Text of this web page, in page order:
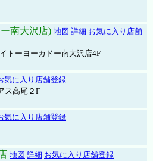
南大沢店) 地図 詳細 お気に入り店舗
トーヨーカドー南大沢店4F
気に入り店舗登録
ス高尾２F
気に入り店舗登録
地図 詳細 お気に入り店舗登録